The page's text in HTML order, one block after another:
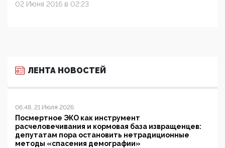
02 Июня 2016 в 02:23
ЛЕНТА НОВОСТЕЙ
06:48, 21 Июля 2026
Посмертное ЭКО как инструмент
расчеловечивания и кормовая база извращенцев:
депутатам пора остановить нетрадиционные
методы «спасения демографии»